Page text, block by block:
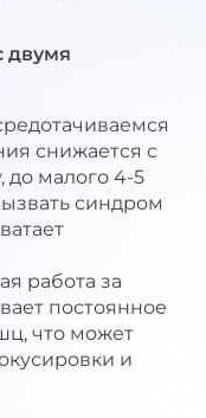
двумя
снижается с
до малого 4-5
синдром
работа за
постоянное
что может
и